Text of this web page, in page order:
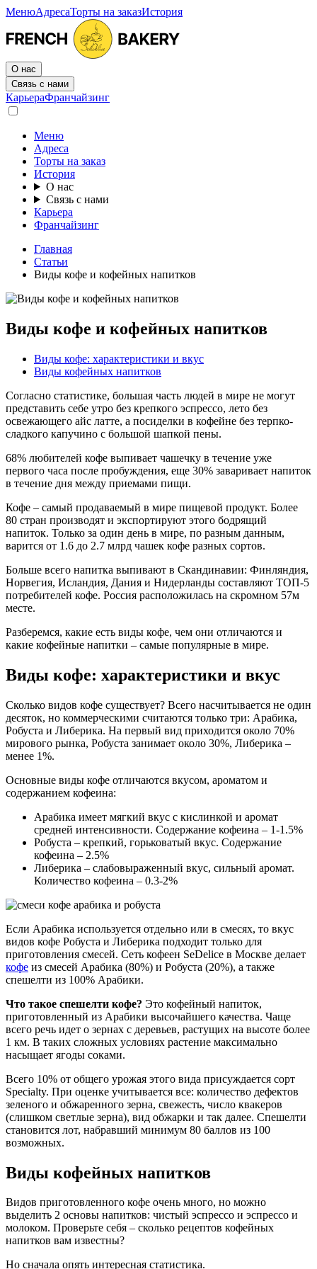
МенюАдресаТорты на заказИстория
О нас
Связь с нами
КарьераФранчайзинг
Меню
Адреса
Торты на заказ
История
О нас
Связь с нами
Карьера
Франчайзинг
Главная
Статьи
Виды кофе и кофейных напитков
Виды кофе и кофейных напитков
Виды кофе: характеристики и вкус
Виды кофейных напитков
Согласно статистике, большая часть людей в мире не могут
представить себе утро без крепкого эспрессо, лето без
освежающего айс латте, а посиделки в кофейне без терпко-
сладкого капучино с большой шапкой пены.
68% любителей кофе выпивает чашечку в течение уже
первого часа после пробуждения, еще 30% заваривает напиток
в течение дня между приемами пищи.
Кофе – самый продаваемый в мире пищевой продукт. Более
80 стран производят и экспортируют этого бодрящий
напиток. Только за один день в мире, по разным данным,
варится от 1.6 до 2.7 млрд чашек кофе разных сортов.
Больше всего напитка выпивают в Скандинавии: Финляндия,
Норвегия, Исландия, Дания и Нидерланды составляют ТОП-5
потребителей кофе. Россия расположилась на скромном 57м
месте.
Разберемся, какие есть виды кофе, чем они отличаются и
какие кофейные напитки – самые популярные в мире.
Виды кофе: характеристики и вкус
Сколько видов кофе существует? Всего насчитывается не один
десяток, но коммерческими считаются только три: Арабика,
Робуста и Либерика. На первый вид приходится около 70%
мирового рынка, Робуста занимает около 30%, Либерика –
менее 1%.
Основные виды кофе отличаются вкусом, ароматом и
содержанием кофеина:
Арабика имеет мягкий вкус с кислинкой и аромат
средней интенсивности. Содержание кофеина – 1-1.5%
Робуста – крепкий, горьковатый вкус. Содержание
кофеина – 2.5%
Либерика – слабовыраженный вкус, сильный аромат.
Количество кофеина – 0.3-2%
Если Арабика используется отдельно или в смесях, то вкус
видов кофе Робуста и Либерика подходит только для
приготовления смесей. Сеть кофеен SeDelice в Москве делает
кофе из смесей Арабика (80%) и Робуста (20%), а также
спешелти из 100% Арабики.
Что такое спешелти кофе? Это кофейный напиток,
приготовленный из Арабики высочайшего качества. Чаще
всего речь идет о зернах с деревьев, растущих на высоте более
1 км. В таких сложных условиях растение максимально
насыщает ягоды соками.
Всего 10% от общего урожая этого вида присуждается сорт
Specialty. При оценке учитывается все: количество дефектов
зеленого и обжаренного зерна, свежесть, число квакеров
(слишком светлые зерна), вид обжарки и так далее. Спешелти
становится лот, набравший минимум 80 баллов из 100
возможных.
Виды кофейных напитков
Видов приготовленного кофе очень много, но можно
выделить 2 основы напитков: чистый эспрессо и эспрессо и
молоком. Проверьте себя – сколько рецептов кофейных
напитков вам известны?
Но сначала опять интересная статистика.